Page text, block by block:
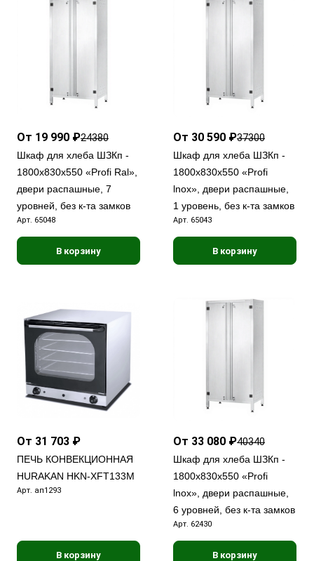
От 19 990 ₽24380
Шкаф для хлеба ШЗКп -
1800х830х550 «Profi Ral»,
двери распашные, 7
уровней, без к-та замков
Арт. 65048
В корзину
От 30 590 ₽37300
Шкаф для хлеба ШЗКп -
1800х830х550 «Profi
lnox», двери распашные,
1 уровень, без к-та замков
Арт. 65043
В корзину
От 31 703 ₽
ПЕЧЬ КОНВЕКЦИОННАЯ
HURAKAN HKN-XFT133M
Арт. ап1293
В корзину
От 33 080 ₽40340
Шкаф для хлеба ШЗКп -
1800х830х550 «Profi
lnox», двери распашные,
6 уровней, без к-та замков
Арт. 62430
В корзину